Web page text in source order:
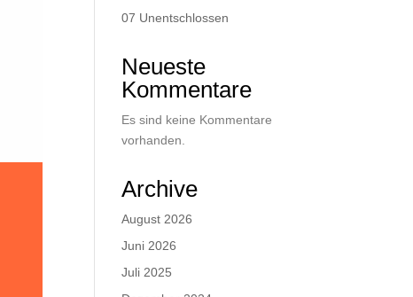
07 Unentschlossen
Neueste
Kommentare
Es sind keine Kommentare
vorhanden.
Archive
August 2026
Juni 2026
Juli 2025